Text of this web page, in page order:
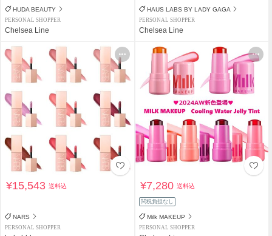
HUDA BEAUTY
PERSONAL SHOPPER
Chelsea Line
HAUS LABS BY LADY GAGA
PERSONAL SHOPPER
Chelsea Line
¥15,543送料込
NARS
PERSONAL SHOPPER
¥7,280送料込
関税負担なし
Milk MAKEUP
PERSONAL SHOPPER